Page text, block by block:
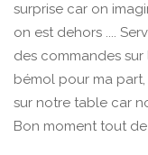
surprise car on
on est dehors ....
des commandes sur
bémol pour ma
sur notre table car
Bon moment tout